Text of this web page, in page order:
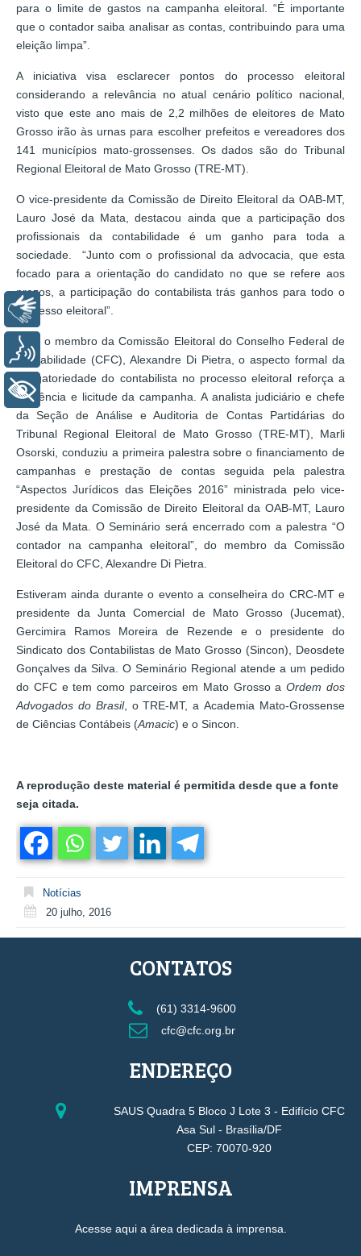
para o limite de gastos na campanha eleitoral. “É importante
que o contador saiba analisar as contas, contribuindo para uma
eleição limpa”.
A iniciativa visa esclarecer pontos do processo eleitoral
considerando a relevância no atual cenário político nacional,
visto que este ano mais de 2,2 milhões de eleitores de Mato
Grosso irão às urnas para escolher prefeitos e vereadores dos
141 municípios mato-grossenses. Os dados são do Tribunal
Regional Eleitoral de Mato Grosso (TRE-MT).
O vice-presidente da Comissão de Direito Eleitoral da OAB-MT,
Lauro José da Mata, destacou ainda que a participação dos
profissionais da contabilidade é um ganho para toda a
sociedade. “Junto com o profissional da advocacia, que esta
focado para a orientação do candidato no que se refere aos
prazos, a participação do contabilista trás ganhos para todo o
processo eleitoral”.
Para o membro da Comissão Eleitoral do Conselho Federal de
Contabilidade (CFC), Alexandre Di Pietra, o aspecto formal da
obrigatoriedade do contabilista no processo eleitoral reforça a
coerência e licitude da campanha. A analista judiciário e chefe
da Seção de Análise e Auditoria de Contas Partidárias do
Tribunal Regional Eleitoral de Mato Grosso (TRE-MT), Marli
Osorski, conduziu a primeira palestra sobre o financiamento de
campanhas e prestação de contas seguida pela palestra
“Aspectos Jurídicos das Eleições 2016” ministrada pelo vice-
presidente da Comissão de Direito Eleitoral da OAB-MT, Lauro
José da Mata. O Seminário será encerrado com a palestra “O
contador na campanha eleitoral”, do membro da Comissão
Eleitoral do CFC, Alexandre Di Pietra.
Estiveram ainda durante o evento a conselheira do CRC-MT e
presidente da Junta Comercial de Mato Grosso (Jucemat),
Gercimira Ramos Moreira de Rezende e o presidente do
Sindicato dos Contabilistas de Mato Grosso (Sincon), Deosdete
Gonçalves da Silva. O Seminário Regional atende a um pedido
do CFC e tem como parceiros em Mato Grosso aOrdem dos
Advogados do Brasil, o TRE-MT, a Academia Mato-Grossense
de Ciências Contábeis (Amacic) e o Sincon.
A reprodução deste material é permitida desde que a fonte
seja citada.
Notícias
20 julho, 2016
CONTATOS
(61) 3314-9600
cfc@cfc.org.br
ENDEREÇO
SAUS Quadra 5 Bloco J Lote 3 - Edifício CFC
Asa Sul - Brasília/DF
CEP: 70070-920
IMPRENSA
Acesse aqui a área dedicada à imprensa.
Libras
Voz
+ Acessibilidade